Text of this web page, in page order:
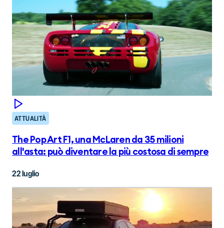
ATTUALITÀ
The Pop Art F1, una McLaren da 35 milioni
all'asta: può diventare la più costosa di sempre
22 luglio